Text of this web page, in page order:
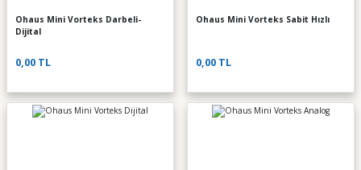
Ohaus Mini Vorteks Darbeli-
Dijital
0,00 TL
Ohaus Mini Vorteks Sabit Hızlı
0,00 TL